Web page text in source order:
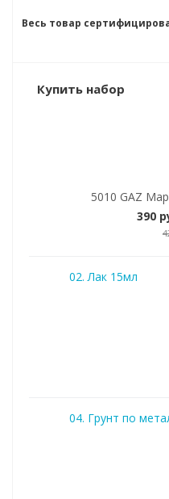
Весь товар
Купить набор
5010 GAZ
390
02. Лак 15мл
04. Грунт по